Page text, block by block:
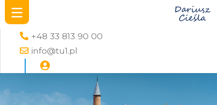
+48 33 813 90 00
info@tu1.pl